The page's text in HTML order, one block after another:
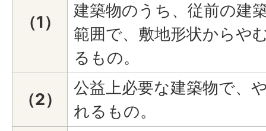
（1）
建築物のうち、従前の建
範囲で、敷地形状からや
るもの。
（2）
公益上必要な建築物で、
れるもの。